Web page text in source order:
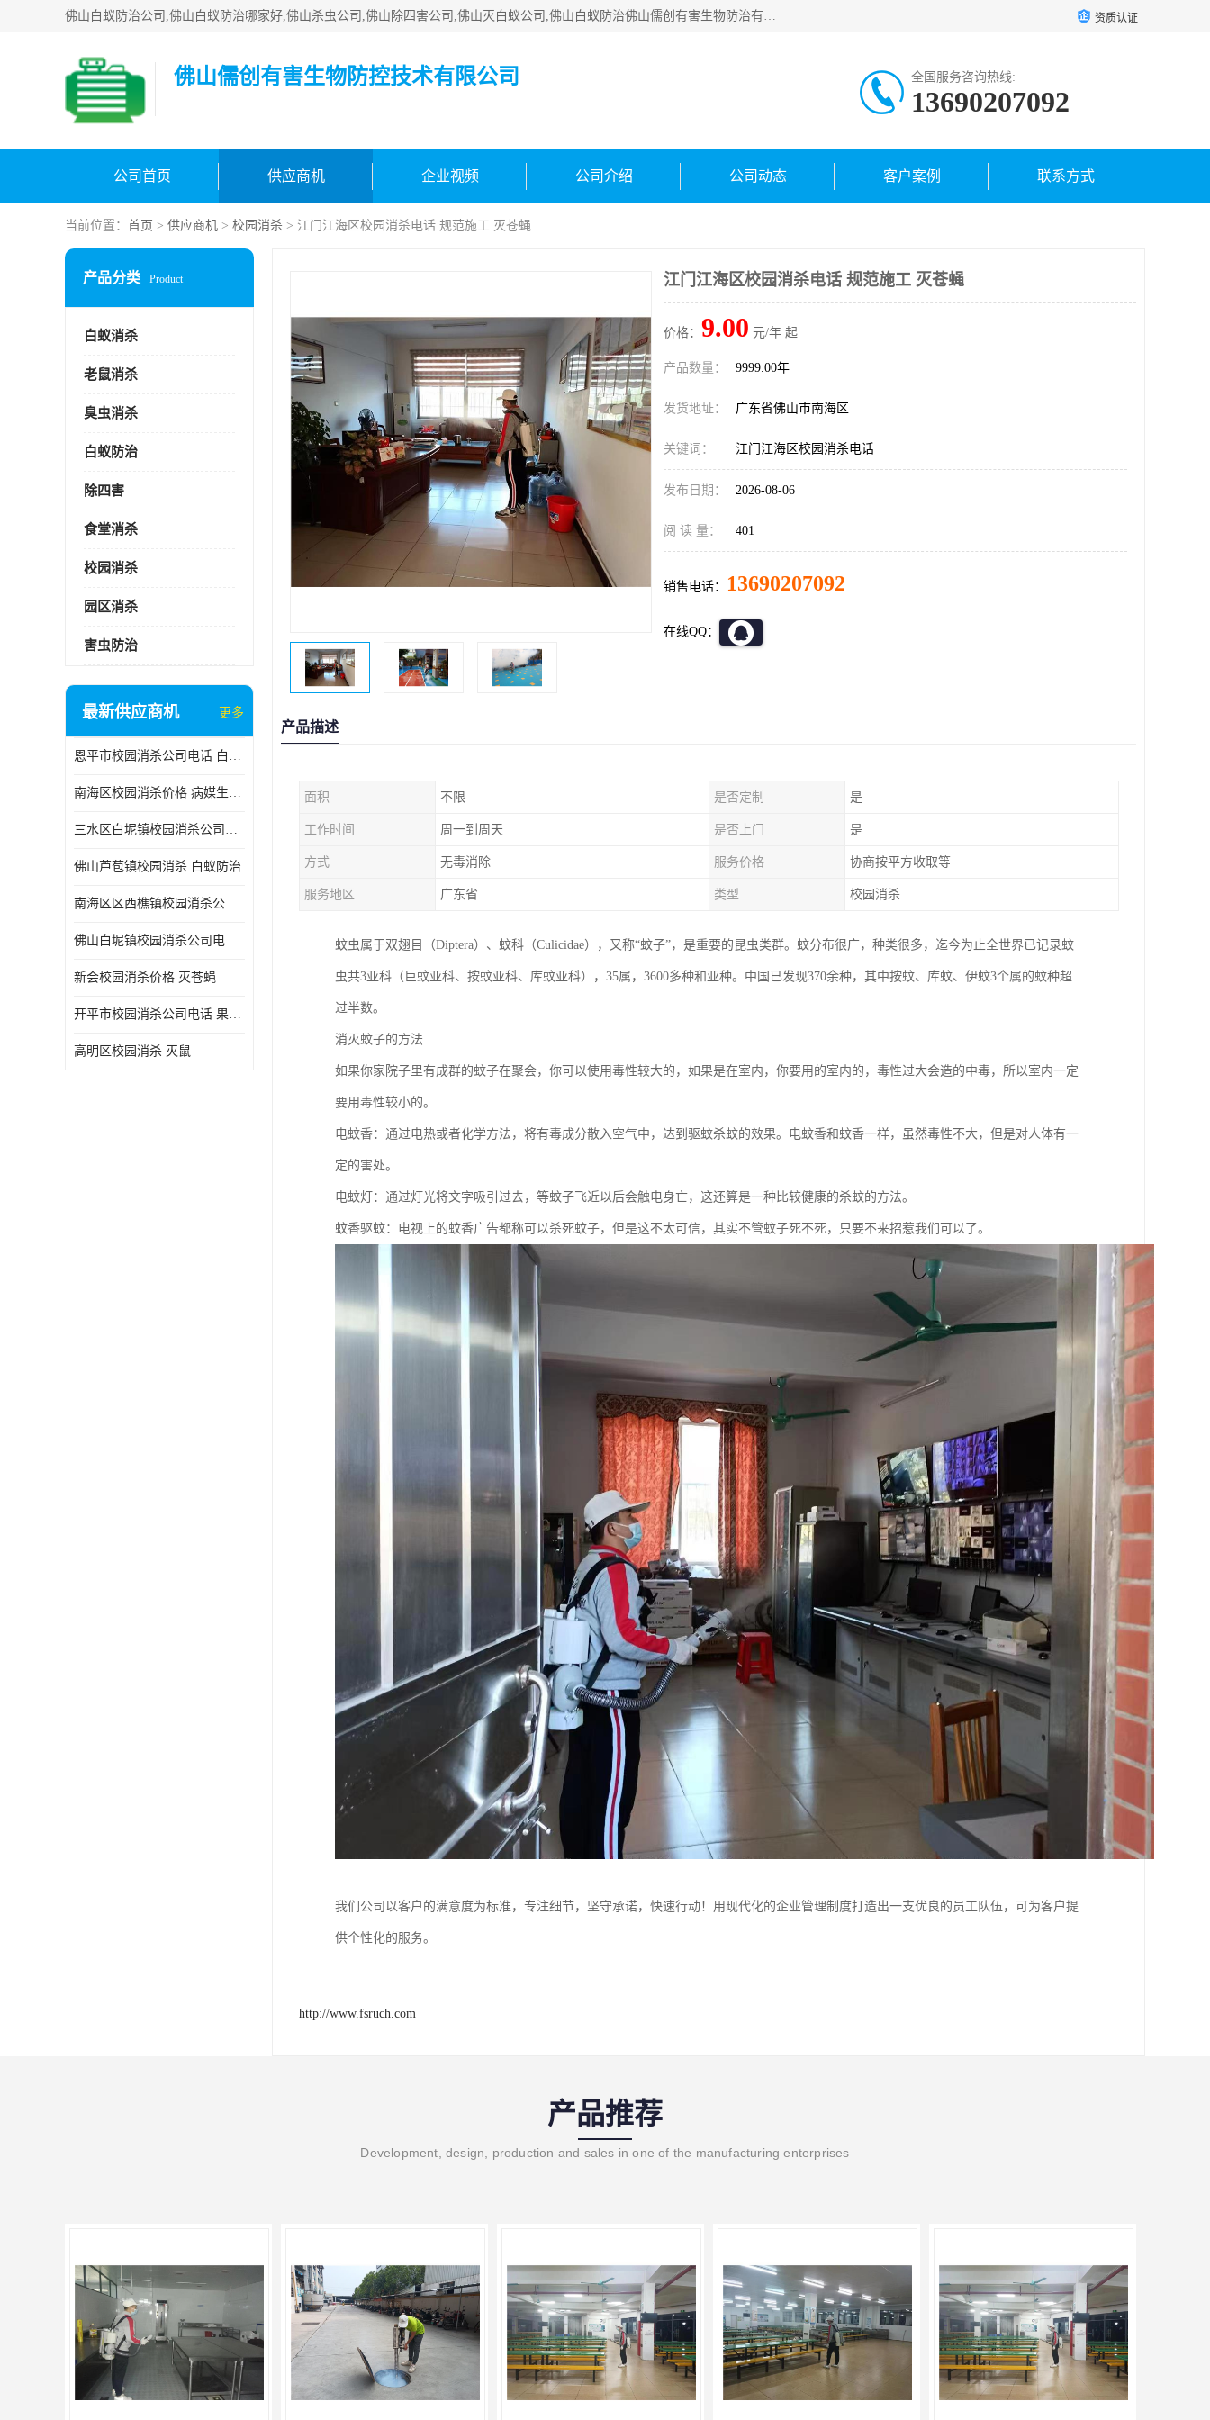
佛山白蚁防治公司,佛山白蚁防治哪家好,佛山杀虫公司,佛山除四害公司,佛山灭白蚁公司,佛山白蚁防治佛山儒创有害生物防治有限公司是一家佛山杀虫公司、佛山除四害公司、佛山灭白蚁公司、佛山白蚁防治公司，让您远离虫害困扰。要问佛山白蚁防治哪家好？佛山儒创有害生物防治有限公司全佛山、广州，正规公司，上门勘查，可靠，售后有保障。 资质认证
佛山儒创有害生物防控技术有限公司 全国服务咨询热线:
13690207092
公司首页 供应商机 企业视频 公司介绍 公司动态 客户案例 联系方式
当前位置： 首页 > 供应商机 > 校园消杀 > 江门江海区校园消杀电话 规范施工 灭苍蝇
产品分类 Product
白蚁消杀
老鼠消杀
臭虫消杀
白蚁防治
除四害
食堂消杀
校园消杀
园区消杀
害虫防治
最新供应商机 更多
恩平市校园消杀公司电话 白蚁工程
南海区校园消杀价格 病媒生物防治
三水区白坭镇校园消杀公司电话 消杀记录表
佛山芦苞镇校园消杀 白蚁防治
南海区区西樵镇校园消杀公司 害虫防治
佛山白坭镇校园消杀公司电话 除四害
新会校园消杀价格 灭苍蝇
开平市校园消杀公司电话 果蝇防治
高明区校园消杀 灭鼠
江门江海区校园消杀电话 规范施工 灭苍蝇
价格： 9.00 元/年 起
产品数量： 9999.00年
发货地址： 广东省佛山市南海区
关键词： 江门江海区校园消杀电话
发布日期： 2026-08-06
阅 读 量： 401
销售电话： 13690207092
在线QQ：
产品描述
面积 不限 是否定制 是
工作时间 周一到周天 是否上门 是
方式 无毒消除 服务价格 协商按平方收取等
服务地区 广东省 类型 校园消杀
蚊虫属于双翅目（Diptera）、蚊科（Culicidae），又称“蚊子”，是重要的昆虫类群。蚊分布很广，种类很多，迄今为止全世界已记录蚊
虫共3亚科（巨蚊亚科、按蚊亚科、库蚊亚科），35属，3600多种和亚种。中国已发现370余种，其中按蚊、库蚊、伊蚊3个属的蚊种超
过半数。
消灭蚊子的方法
如果你家院子里有成群的蚊子在聚会，你可以使用毒性较大的，如果是在室内，你要用的室内的，毒性过大会造的中毒，所以室内一定
要用毒性较小的。
电蚊香：通过电热或者化学方法，将有毒成分散入空气中，达到驱蚊杀蚊的效果。电蚊香和蚊香一样，虽然毒性不大，但是对人体有一
定的害处。
电蚊灯：通过灯光将文字吸引过去，等蚊子飞近以后会触电身亡，这还算是一种比较健康的杀蚊的方法。
蚊香驱蚊：电视上的蚊香广告都称可以杀死蚊子，但是这不太可信，其实不管蚊子死不死，只要不来招惹我们可以了。
我们公司以客户的满意度为标准，专注细节，坚守承诺，快速行动！用现代化的企业管理制度打造出一支优良的员工队伍，可为客户提
供个性化的服务。
http://www.fsruch.com
产品推荐
Development, design, production and sales in one of the manufacturing enterprises